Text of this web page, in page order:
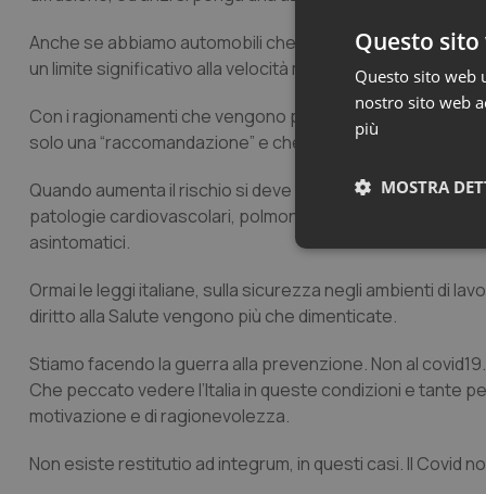
Anche se abbiamo automobili che vanno a 250 km
un limite significativo alla velocità massima indicando
Con i ragionamenti che vengono proposti sarebbe
solo una “raccomandazione” e che i lavoratori edili
Quando aumenta il rischio si deve ridurre la diffusione e
patologie cardiovascolari, polmonari e di altri organi
asintomatici.
Ormai le leggi italiane, sulla sicurezza negli ambienti di
diritto alla Salute vengono più che dimenticate.
Stiamo facendo la guerra alla prevenzione. Non al
Che peccato vedere l’Italia in queste condizioni e tante
motivazione e di ragionevolezza.
Non esiste restitutio ad integrum, in questi casi. Il Covid
Questo
Questo sito web
nostro sito web
più
MOSTRA
e l'accesso alle aree